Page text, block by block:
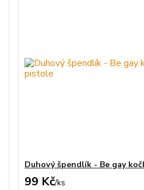
Duhový špendlík - Be gay
99 Kč/ks